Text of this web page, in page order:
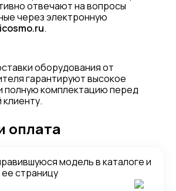
отвечают на вопросы
через электронную
.
оборудования от
гарантируют высокое
полную комплектацию перед
оплата
модель в каталоге и
страницу